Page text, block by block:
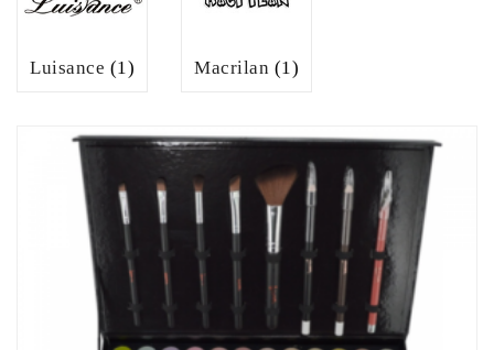
Luisance (1) Macrilan (1)